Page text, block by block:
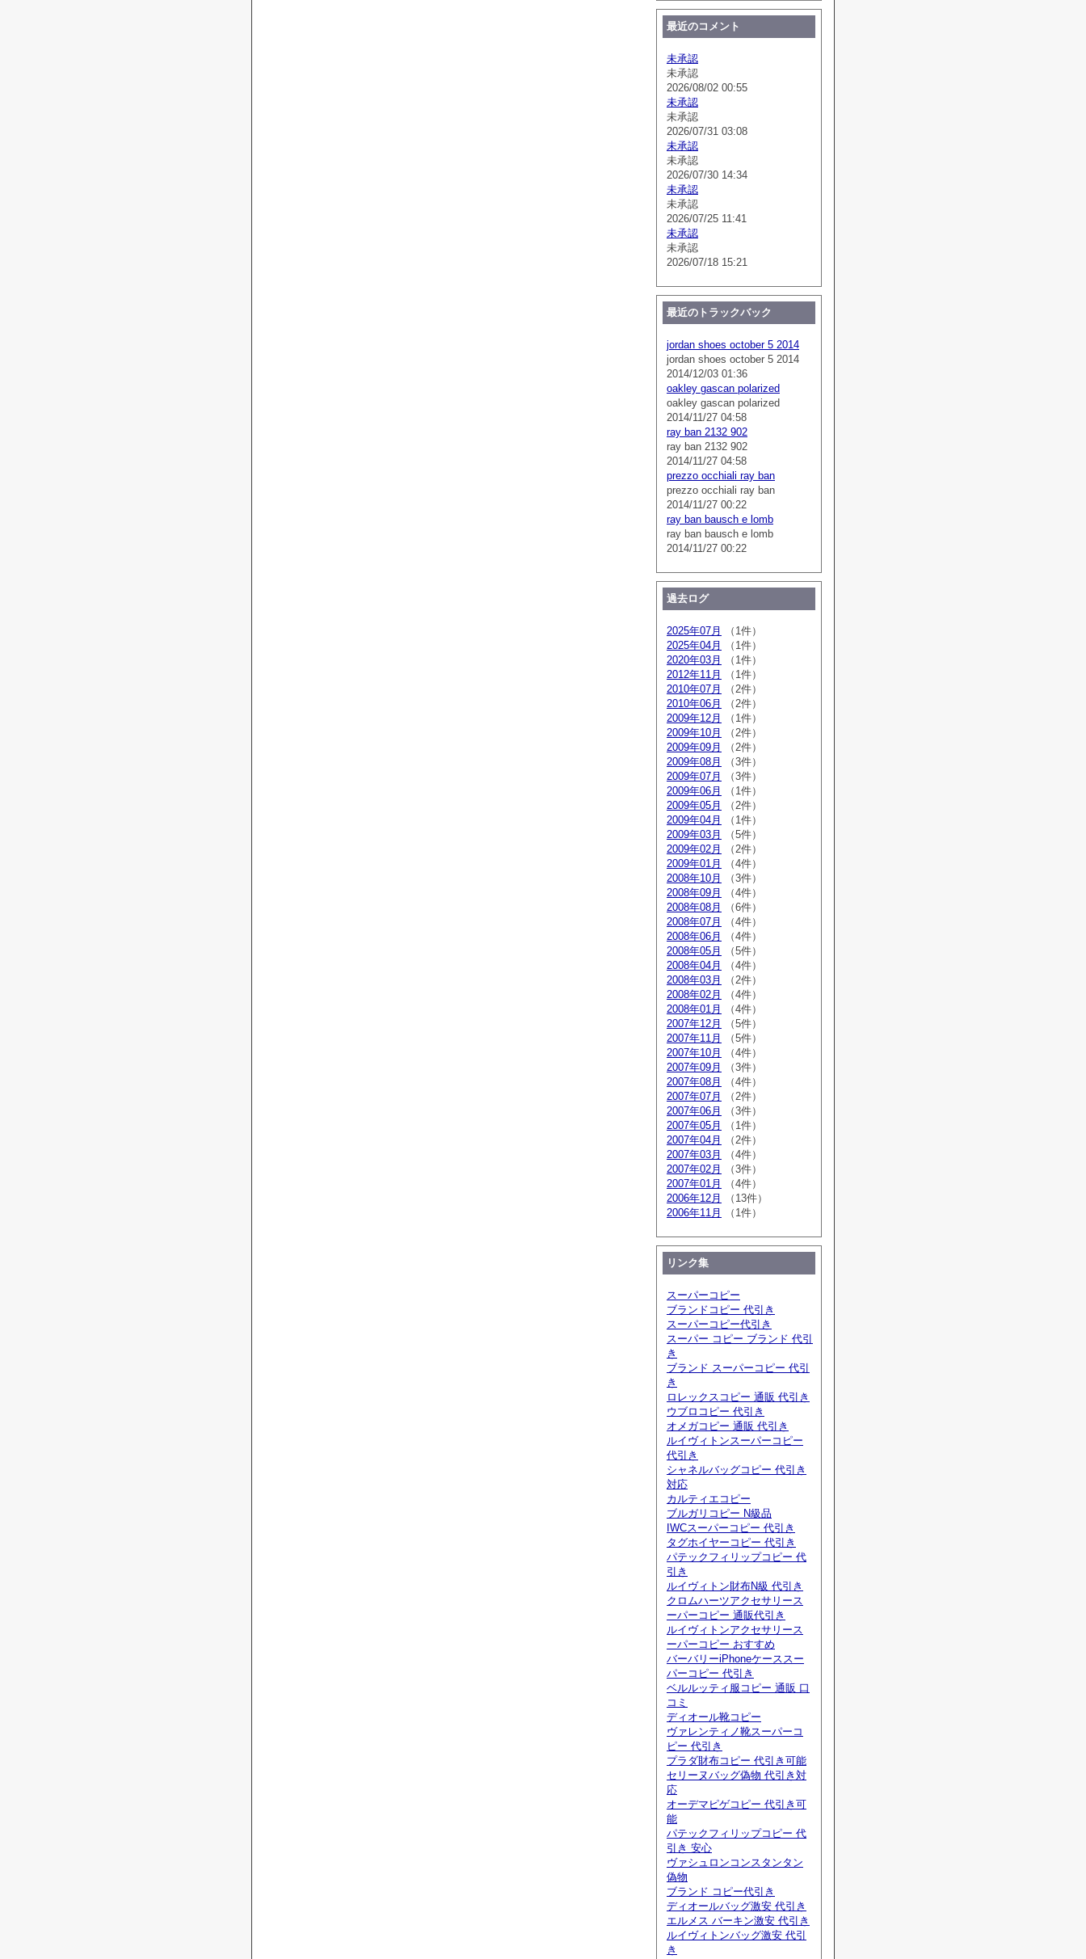
最近のコメント
未承認
未承認
2026/08/02 00:55
未承認
未承認
2026/07/31 03:08
未承認
未承認
2026/07/30 14:34
未承認
未承認
2026/07/25 11:41
未承認
未承認
2026/07/18 15:21
最近のトラックバック
jordan shoes october 5 2014
jordan shoes october 5 2014
2014/12/03 01:36
oakley gascan polarized
oakley gascan polarized
2014/11/27 04:58
ray ban 2132 902
ray ban 2132 902
2014/11/27 04:58
prezzo occhiali ray ban
prezzo occhiali ray ban
2014/11/27 00:22
ray ban bausch e lomb
ray ban bausch e lomb
2014/11/27 00:22
過去ログ
2025年07月
（1件）
2025年04月
（1件）
2020年03月
（1件）
2012年11月
（1件）
2010年07月
（2件）
2010年06月
（2件）
2009年12月
（1件）
2009年10月
（2件）
2009年09月
（2件）
2009年08月
（3件）
2009年07月
（3件）
2009年06月
（1件）
2009年05月
（2件）
2009年04月
（1件）
2009年03月
（5件）
2009年02月
（2件）
2009年01月
（4件）
2008年10月
（3件）
2008年09月
（4件）
2008年08月
（6件）
2008年07月
（4件）
2008年06月
（4件）
2008年05月
（5件）
2008年04月
（4件）
2008年03月
（2件）
2008年02月
（4件）
2008年01月
（4件）
2007年12月
（5件）
2007年11月
（5件）
2007年10月
（4件）
2007年09月
（3件）
2007年08月
（4件）
2007年07月
（2件）
2007年06月
（3件）
2007年05月
（1件）
2007年04月
（2件）
2007年03月
（4件）
2007年02月
（3件）
2007年01月
（4件）
2006年12月
（13件）
2006年11月
（1件）
リンク集
スーパーコピー
ブランドコピー 代引き
スーパーコピー代引き
スーパー コピー ブランド 代引
き
ブランド スーパーコピー 代引
き
ロレックスコピー 通販 代引き
ウブロコピー 代引き
オメガコピー 通販 代引き
ルイヴィトンスーパーコピー
代引き
シャネルバッグコピー 代引き
対応
カルティエコピー
ブルガリコピー N級品
IWCスーパーコピー 代引き
タグホイヤーコピー 代引き
パテックフィリップコピー 代
引き
ルイヴィトン財布N級 代引き
クロムハーツアクセサリース
ーパーコピー 通販代引き
ルイヴィトンアクセサリース
ーパーコピー おすすめ
バーバリーiPhoneケーススー
パーコピー 代引き
ベルルッティ服コピー 通販 口
コミ
ディオール靴コピー
ヴァレンティノ靴スーパーコ
ピー 代引き
プラダ財布コピー 代引き可能
セリーヌバッグ偽物 代引き対
応
オーデマピゲコピー 代引き可
能
パテックフィリップコピー 代
引き 安心
ヴァシュロンコンスタンタン
偽物
ブランド コピー代引き
ディオールバッグ激安 代引き
エルメス バーキン激安 代引き
ルイヴィトンバッグ激安 代引
き